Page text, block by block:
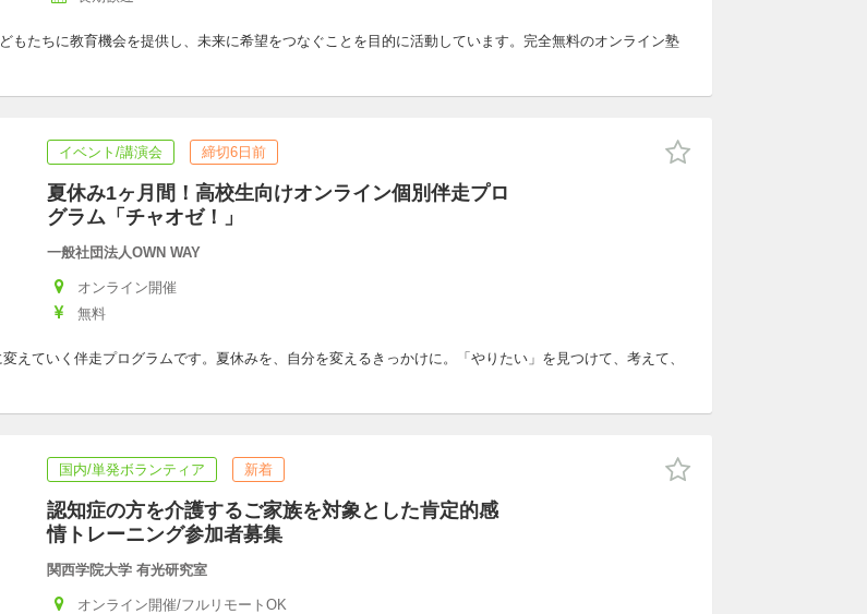
もたちに教育機会を提供し、未来に希望をつなぐことを目的に活動しています。完全無料のオンライン塾
イベント/講演会 締切6日前
夏休み1ヶ月間！高校生向けオンライン個別伴走プロ
グラム「チャオゼ！」
一般社団法人OWN WAY
オンライン開催
無料
えていく伴走プログラムです。夏休みを、自分を変えるきっかけに。「やりたい」を見つけて、考えて、
国内/単発ボランティア 新着
認知症の方を介護するご家族を対象とした肯定的感
情トレーニング参加者募集
関西学院大学 有光研究室
オンライン開催/フルリモートOK